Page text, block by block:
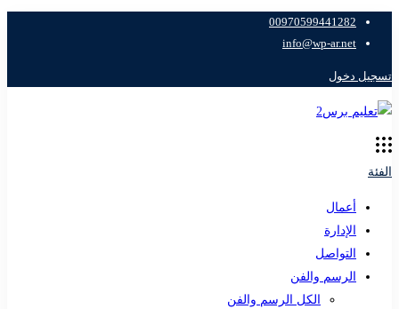
00970599441282
info@wp-ar.net
تسجيل دخول
الفئة
أعمال
الإدارة
التواصل
الرسم والفن
الكل الرسم والفن